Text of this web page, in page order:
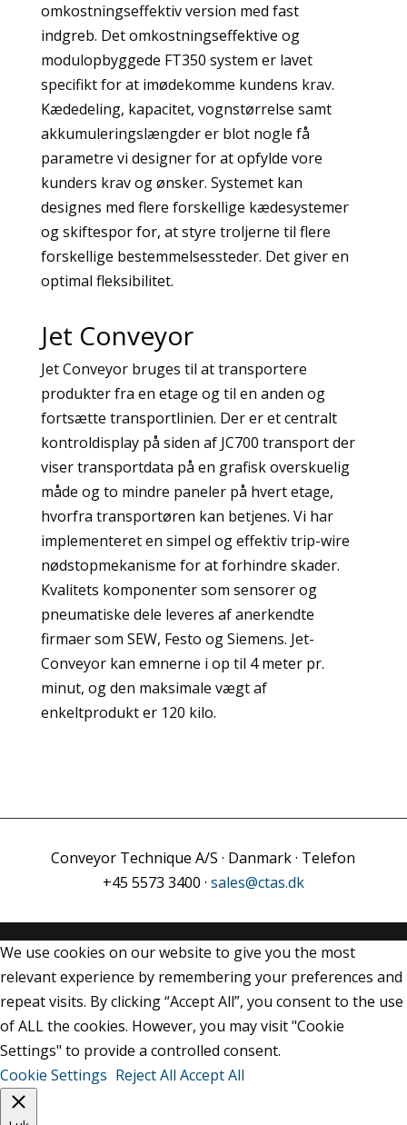
omkostningseffektiv version med fast
indgreb. Det omkostningseffektive og
modulopbyggede FT350 system er lavet
specifikt for at imødekomme kundens krav.
Kædedeling, kapacitet, vognstørrelse samt
akkumuleringslængder er blot nogle få
parametre vi designer for at opfylde vore
kunders krav og ønsker. Systemet kan
designes med flere forskellige kædesystemer
og skiftespor for, at styre troljerne til flere
forskellige bestemmelsessteder. Det giver en
optimal fleksibilitet.
Jet Conveyor
Jet Conveyor bruges til at transportere
produkter fra en etage og til en anden og
fortsætte transportlinien. Der er et centralt
kontroldisplay på siden af JC700 transport der
viser transportdata på en grafisk overskuelig
måde og to mindre paneler på hvert etage,
hvorfra transportøren kan betjenes. Vi har
implementeret en simpel og effektiv trip-wire
nødstopmekanisme for at forhindre skader.
Kvalitets komponenter som sensorer og
pneumatiske dele leveres af anerkendte
firmaer som SEW, Festo og Siemens. Jet-
Conveyor kan emnerne i op til 4 meter pr.
minut, og den maksimale vægt af
enkeltprodukt er 120 kilo.
Conveyor Technique A/S · Danmark · Telefon
+45 5573 3400 · sales@ctas.dk
We use cookies on our website to give you the most
relevant experience by remembering your preferences and
repeat visits. By clicking “Accept All”, you consent to the use
of ALL the cookies. However, you may visit "Cookie
Settings" to provide a controlled consent.
Cookie Settings Reject All Accept All